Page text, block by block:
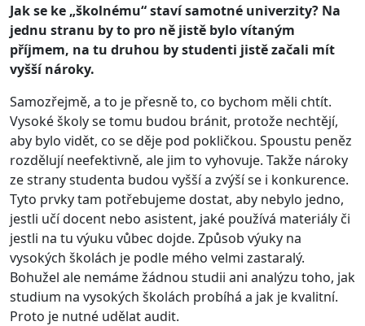
Jak se ke „školnému“ staví samotné univerzity? Na
jednu stranu by to pro ně jistě bylo vítaným
příjmem, na tu druhou by studenti jistě začali mít
vyšší nároky.
Samozřejmě, a to je přesně to, co bychom měli chtít.
Vysoké školy se tomu budou bránit, protože nechtějí,
aby bylo vidět, co se děje pod pokličkou. Spoustu peněz
rozdělují neefektivně, ale jim to vyhovuje. Takže nároky
ze strany studenta budou vyšší a zvýší se i konkurence.
Tyto prvky tam potřebujeme dostat, aby nebylo jedno,
jestli učí docent nebo asistent, jaké používá materiály či
jestli na tu výuku vůbec dojde. Způsob výuky na
vysokých školách je podle mého velmi zastaralý.
Bohužel ale nemáme žádnou studii ani analýzu toho, jak
studium na vysokých školách probíhá a jak je kvalitní.
Proto je nutné udělat audit.